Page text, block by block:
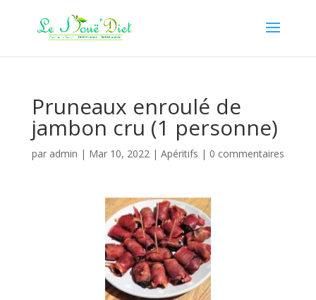
Pruneaux enroulé de
jambon cru (1 personne)
par admin | Mar 10, 2022| Apéritifs | 0 commentaires